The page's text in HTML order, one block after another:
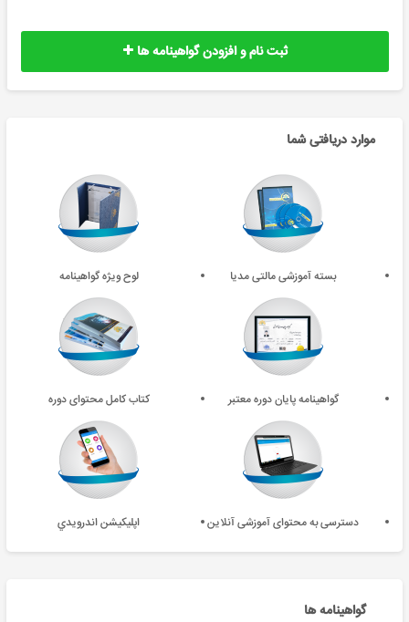
ثبت نام و افزودن گواهینامه ها
موارد دریافتی شما
بسته آموزشی مالتی مدیا لوح ویژه گواهینامه
گواهینامه پایان دوره معتبر کتاب کامل محتوای دوره
دسترسی به محتوای آموزشی آنلاین اپليکيشن اندرويدي
گواهینامه ها